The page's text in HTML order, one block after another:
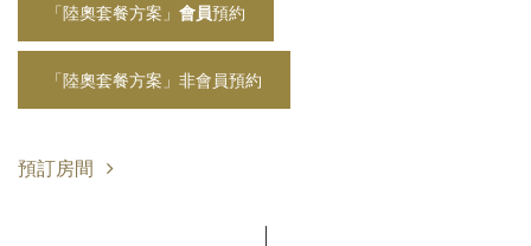
「陸奧套餐方案」 會員預約
「陸奧套餐方案」非會員預約
預訂房間